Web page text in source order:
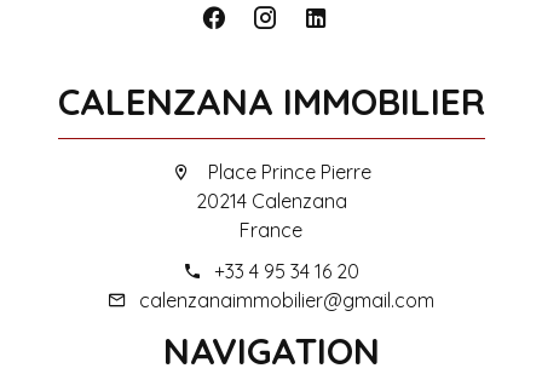
CALENZANA IMMOBILIER
Place Prince Pierre
20214 Calenzana
France
+33 4 95 34 16 20
calenzanaimmobilier@gmail.com
NAVIGATION